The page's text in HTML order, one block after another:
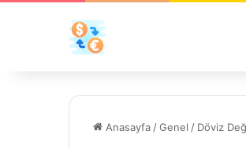
Anasayfa /Genel / Döviz